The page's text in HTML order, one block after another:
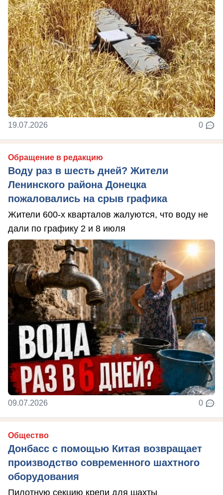
19.07.2026 0
Обращение в редакцию
Воду раз в шесть дней? Жители
Ленинского района Донецка
пожаловались на срыв графика
Жители 600-х кварталов жалуются, что воду не
дали по графику 2 и 8 июля
09.07.2026 0
Общество
Донбасс с помощью Китая возвращает
производство современного шахтного
оборудования
Пилотную секцию крепи для шахты